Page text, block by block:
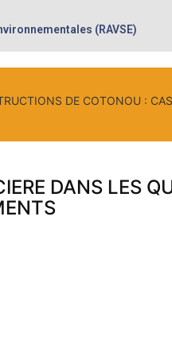
(RAVSE)
DE COTONOU :
DANS LES